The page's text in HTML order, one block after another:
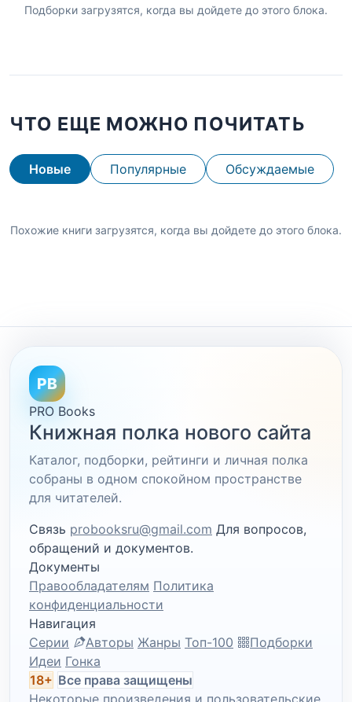
Подборки загрузятся, когда вы дойдете до этого блока.
ЧТО ЕЩЕ МОЖНО ПОЧИТАТЬ
Новые Популярные Обсуждаемые
Похожие книги загрузятся, когда вы дойдете до этого блока.
PB
PRO Books
Книжная полка нового сайта
Каталог, подборки, рейтинги и личная полка
собраны в одном спокойном пространстве
для читателей.
Связь probooksru@gmail.com Для вопросов,
обращений и документов.
Документы
Правообладателям Политика
конфиденциальности
Навигация
Серии
Авторы Жанры Топ-100
Подборки
Идеи Гонка
18+ Все права защищены